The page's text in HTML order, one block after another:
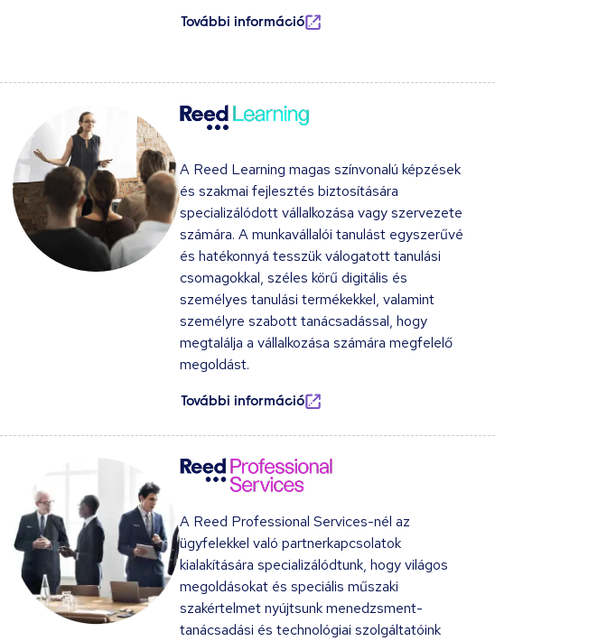
További információ
A Reed Learning magas színvonalú képzések
és szakmai fejlesztés biztosítására
specializálódott vállalkozása vagy szervezete
számára. A munkavállalói tanulást egyszerűvé
és hatékonnyá tesszük válogatott tanulási
csomagokkal, széles körű digitális és
személyes tanulási termékekkel, valamint
személyre szabott tanácsadással, hogy
megtalálja a vállalkozása számára megfelelő
megoldást.
További információ
A Reed Professional Services-nél az
ügyfelekkel való partnerkapcsolatok
kialakítására specializálódtunk, hogy világos
megoldásokat és speciális műszaki
szakértelmet nyújtsunk menedzsment-
tanácsadási és technológiai szolgáltatóink